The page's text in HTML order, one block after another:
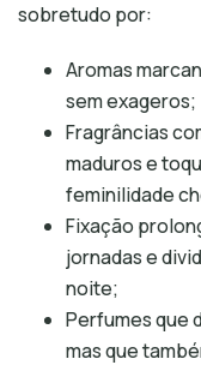
sobretudo por:
Aromas
sem exageros;
Fragrâncias
maduros e
feminilidade
Fixação
jornadas e
noite;
Perfumes que
mas que